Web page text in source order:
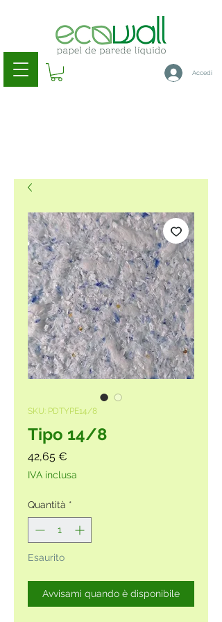
Accedi
SKU: PDTYPE14/8
Tipo 14/8
42,65 €
IVA inclusa
Quantità *
Esaurito
Avvisami quando è disponibile